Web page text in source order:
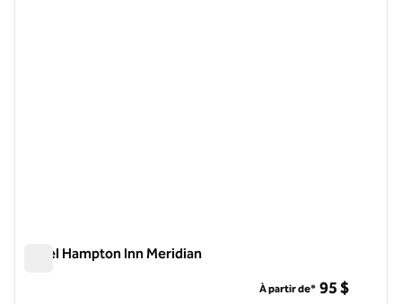
Hôtel Hampton Inn Meridian
À partir de* 95 $